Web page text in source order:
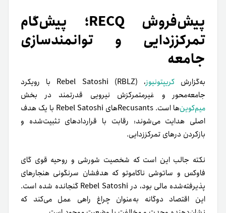
پیش‌فروش RECQ؛ پیش‌گام
تمرکززدایی و توانمندسازی
جامعه
به‌گزارشکریپتونیوز
، Rebel Satoshi (RBLZ) با رویکرد
جامعه‌محور و غیرمتمرکزش نیرویی قدرتمند در بخش
میم‌کوین‌
ها است. Recusantsهای Rebel Satoshi با یک هدف
اصلی هدایت می‌شوند: رقابت با قراردادهای تثبیت‌شده و
باز‌کردن درهای تمرکززدایی.
نکته جالب این است که شخصیت شورشی و روحیه قوی گای
فاوکس و ساتوشی ناکاموتو که هدفشان سرنگونی هنجارهای
پذیرفته‌شده مالی بود، در Rebel Satoshi گنجانده شده است.
این اقتصاد دوگانه به‌عنوان چراغ راهی عمل می‌کند که